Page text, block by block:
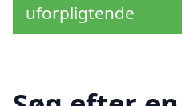
uforpligtende